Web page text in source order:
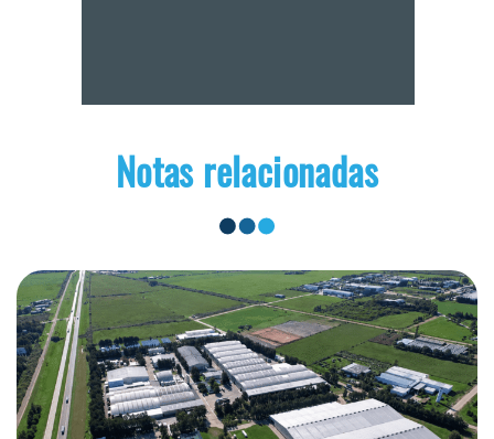
Notas relacionadas